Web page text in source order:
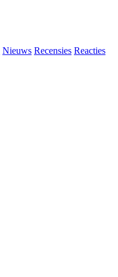
Nieuws Recensies Reacties